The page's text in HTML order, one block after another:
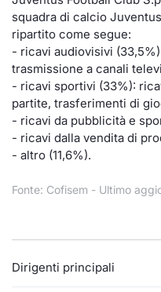
squadra di calcio
ripartito come segue:
- ricavi audiovisivi
trasmissione a canali
- ricavi sportivi (33%):
partite, trasferimenti di
- ricavi da pubblicità e
- ricavi dalla vendita di
- altro (11,6%).
Fonte: Cofisem - Ultimo
Dirigenti principali
Documenti
Listed Brands
Calendario
IPO e Matricole
Cambi
Notizie e Formazione
Chi siamo